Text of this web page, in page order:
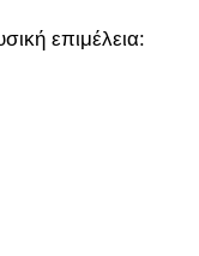
επιμέλεια: